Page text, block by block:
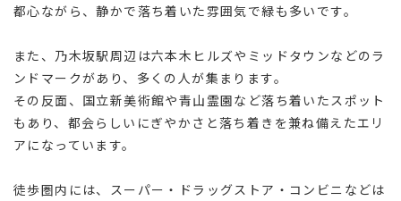
都心ながら、静かで落ち着いた雰囲気で緑も多いです。
また、乃木坂駅周辺は六本木ヒルズやミッドタウンなどのラ
ンドマークがあり、多くの人が集まります。
その反面、国立新美術館や青山霊園など落ち着いたスポット
もあり、都会らしいにぎやかさと落ち着きを兼ね備えたエリ
アになっています。
徒歩圏内には、スーパー・ドラッグストア・コンビニなどは